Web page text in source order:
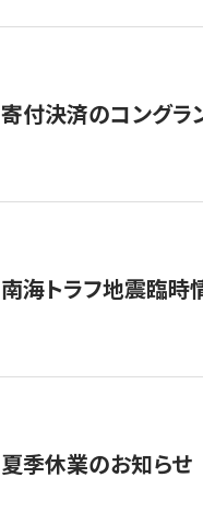
寄付決済のコングラ
南海トラフ地震臨時
夏季休業のお知らせ